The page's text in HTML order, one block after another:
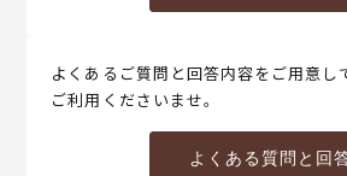
よくあるご質問と回答内容をご用意し
ご利用くださいませ。
よくある質問と回